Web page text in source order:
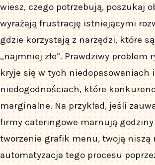
wiesz, czego potrzebują, poszukaj
wyrażają frustrację istniejącymi
gdzie korzystają z narzędzi, które
„najmniej złe”. Prawdziwy problem
kryje się w tych niedopasowaniach i
niedogodnościach, które
marginalne. Na przykład, jeśli
firmy cateringowe marnują godziny
tworzenie grafik menu, twoją niszą
automatyzacja tego procesu